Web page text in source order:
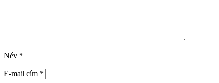
Név *
E-mail cím *